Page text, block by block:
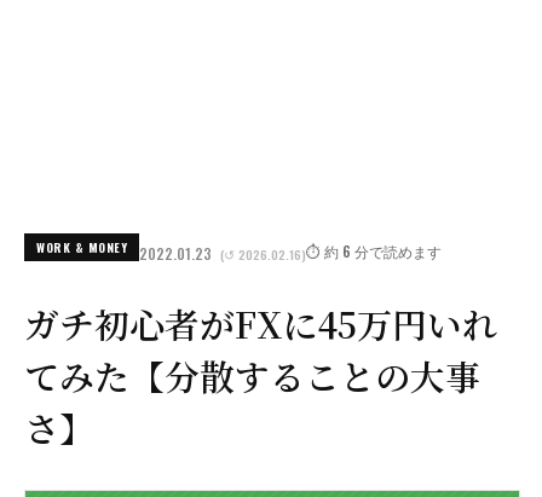
WORK & MONEY 2022.01.23 (↺ 2026.02.16)⏱️ 約 6 分で読めます
ガチ初心者がFXに45万円いれ
てみた【分散することの大事
さ】